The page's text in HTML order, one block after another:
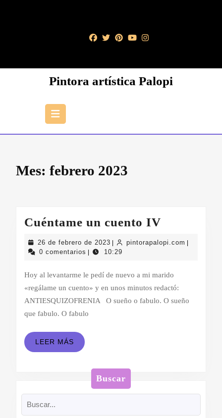
Pintora artística Palopi
Botón
Mes: febrero 2023
Cuéntame un cuento IV
un
26 de febrero de 2023 26
de
2023
pintorapalopi.com
0 comentarios 10:29
Hoy al levantarme le pedí de nuevo a mi marido
«regálame un cuento» y en unos minutos redactó:
ANTIESQUIZOFRENIA O sueño o fabulo. O sueño
que fabulo. O fabulo
LEER MÁS LEER
MÁS
Buscar